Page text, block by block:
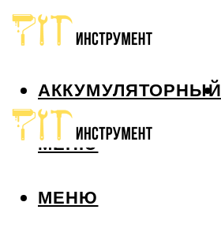
АККУМУЛЯТОРНЫЙ
МЕНЮ
МЕНЮ